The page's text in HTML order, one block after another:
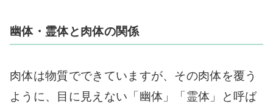
幽体・霊体と肉体の関係
肉体は物質でできていますが、その肉体を覆う
ように、目に見えない「幽体」「霊体」と呼ば